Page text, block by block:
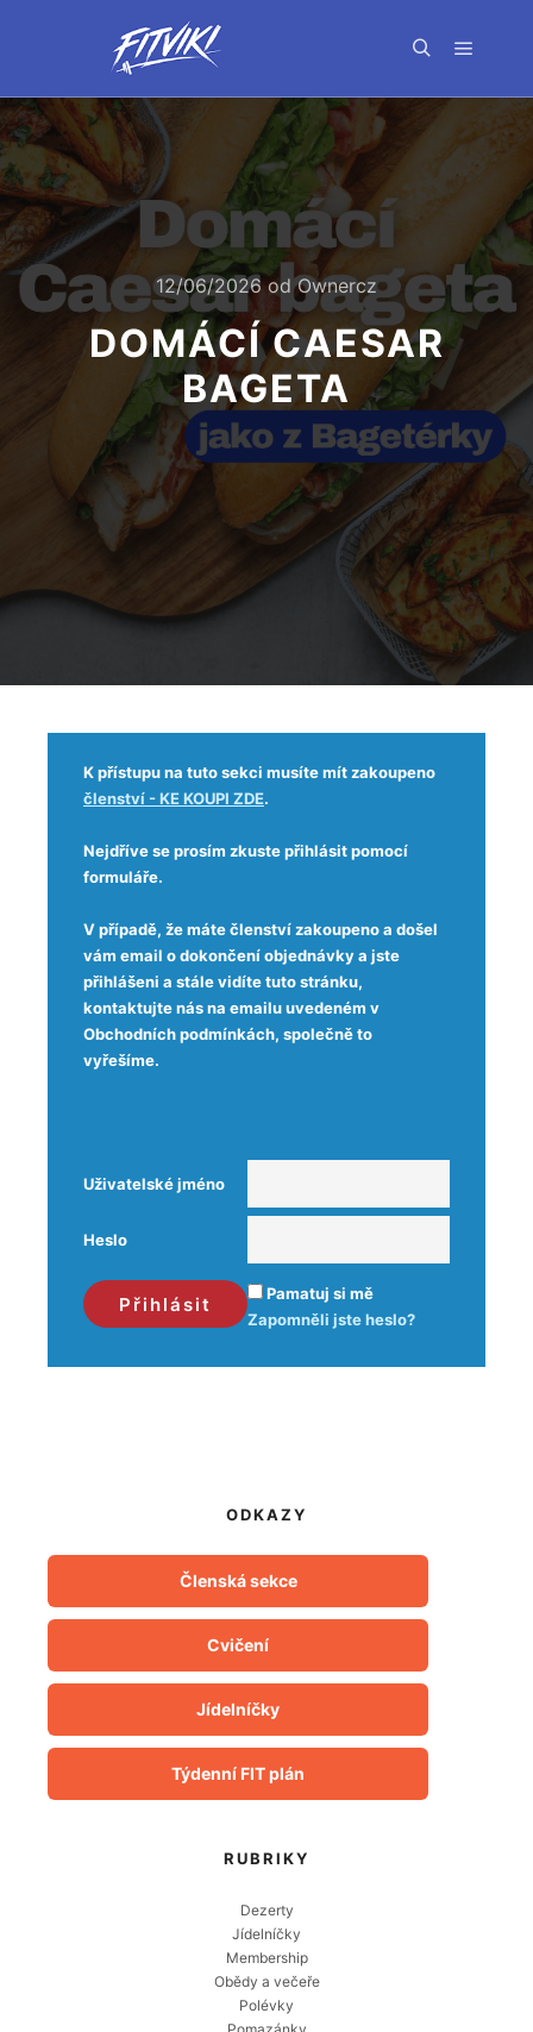
12/06/2026odOwnercz
DOMÁCÍ CAESAR
BAGETA
K přístupu na tuto sekci musíte mít zakoupeno
členství - KE KOUPI ZDE.
Nejdříve se prosím zkuste přihlásit pomocí
formuláře.
V případě, že máte členství zakoupeno a došel
vám email o dokončení objednávky a jste
přihlášeni a stále vidíte tuto stránku,
kontaktujte nás na emailu uvedeném v
Obchodních podmínkách, společně to
vyřešíme.
Uživatelské jméno
Heslo
Pamatuj si mě
Zapomněli jste heslo?
ODKAZY
Členská sekce
Cvičení
Jídelníčky
Týdenní FIT plán
RUBRIKY
Dezerty
Jídelníčky
Membership
Obědy a večeře
Polévky